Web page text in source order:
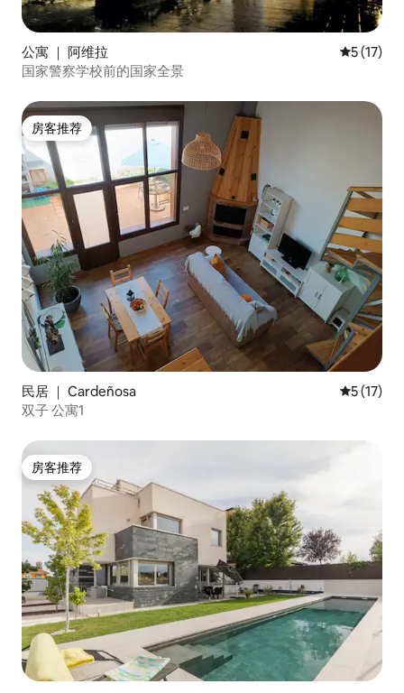
公寓 ｜ 阿维拉 平均评分
5 (17)
国家警察学校前的国家全景
房客推荐
房客推荐
民居 ｜ Cardeñosa 平均评分
5 (17)
双子 公寓1
房客推荐
房客推荐